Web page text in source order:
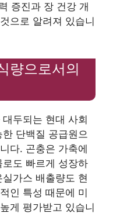
증진과 장 건강 개
으로 알려져 있습니
량으로서의
두되는 현대 사회
단백질 공급원으
다. 곤충은 가축에
도 빠르게 성장하
가스 배출량도 현
인 특성 때문에 미
게 평가받고 있습니